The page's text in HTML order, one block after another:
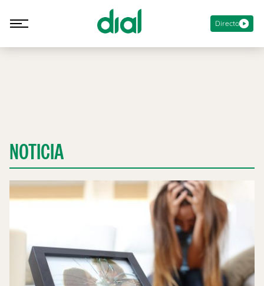
Directo
NOTICIA